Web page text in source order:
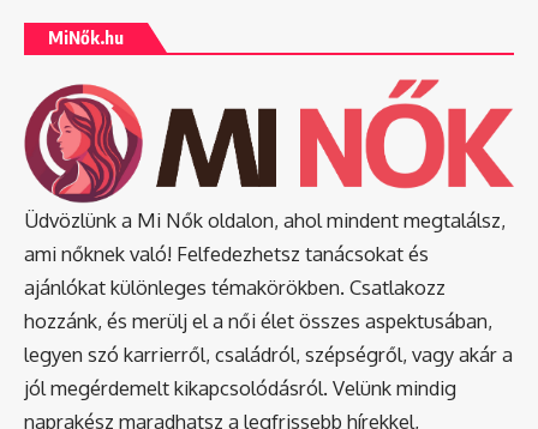
MiNők.hu
Üdvözlünk a Mi Nők oldalon, ahol mindent megtalálsz,
ami nőknek való! Felfedezhetsz tanácsokat és
ajánlókat különleges témakörökben. Csatlakozz
hozzánk, és merülj el a női élet összes aspektusában,
legyen szó karrierről, családról, szépségről, vagy akár a
jól megérdemelt kikapcsolódásról. Velünk mindig
naprakész maradhatsz a legfrissebb hírekkel,